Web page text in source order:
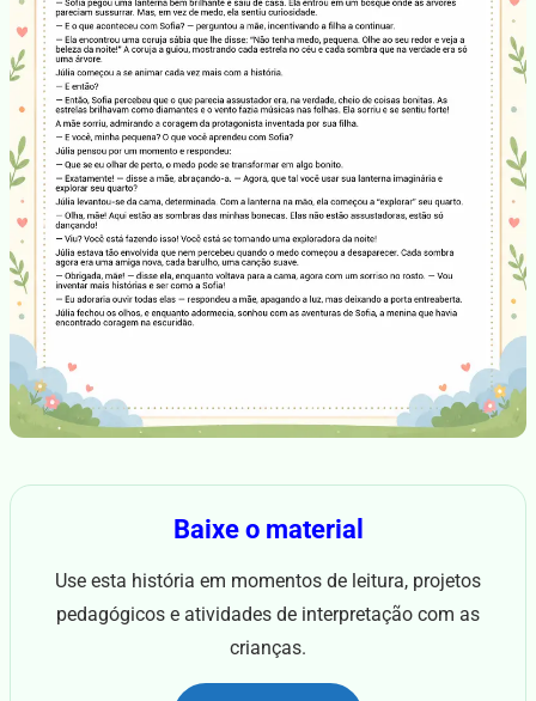
Baixe o material
Use esta história em momentos de leitura, projetos
pedagógicos e atividades de interpretação com as
crianças.